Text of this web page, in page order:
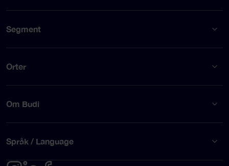
Segment
Orter
Om Budi
Språk / Language